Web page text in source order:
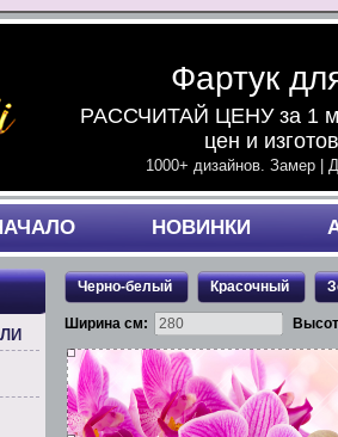
Фартук
РАССЧИТАЙ ЦЕНУ за 1
цен и
1000+ дизайнов. Замер |
НОВИНКИ
Черно-белый Красочный
Ширина см: